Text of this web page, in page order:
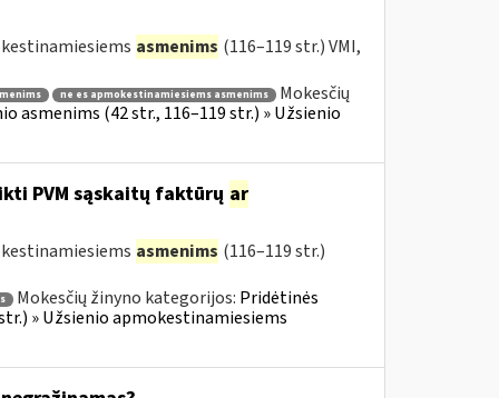
asmenims (116–119 str.) VMI,
ne es apmokestinamiesiems asmenims
Mokesčių
asmenims (42 str., 116–119 str.) » Užsienio
PVM sąskaitų faktūrų ar
asmenims (116–119 str.)
Mokesčių žinyno kategorijos: Pridėtinės
» Užsienio apmokestinamiesiems